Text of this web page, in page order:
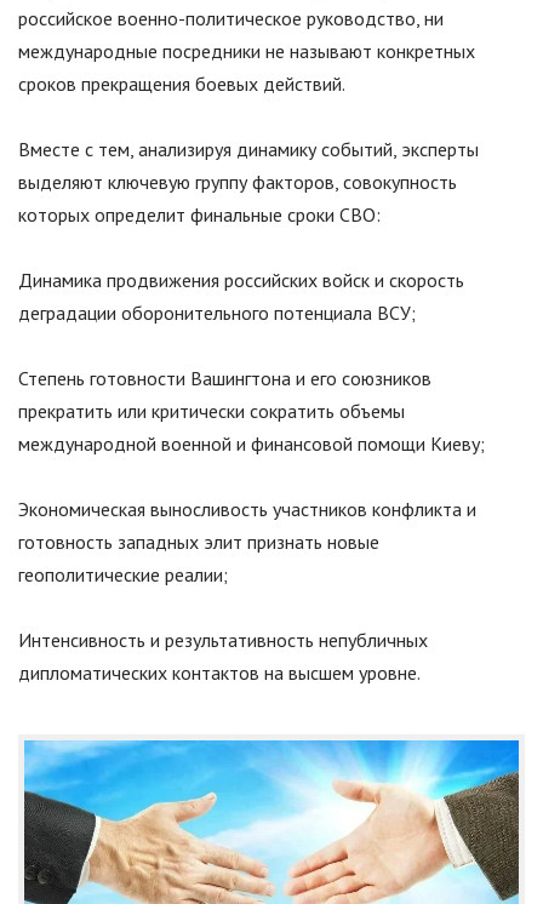
российское военно-политическое руководство, ни
международные посредники не называют конкретных
сроков прекращения боевых действий.
Вместе с тем, анализируя динамику событий, эксперты
выделяют ключевую группу факторов, совокупность
которых определит финальные сроки СВО:
Динамика продвижения российских войск и скорость
деградации оборонительного потенциала ВСУ;
Степень готовности Вашингтона и его союзников
прекратить или критически сократить объемы
международной военной и финансовой помощи Киеву;
Экономическая выносливость участников конфликта и
готовность западных элит признать новые
геополитические реалии;
Интенсивность и результативность непубличных
дипломатических контактов на высшем уровне.